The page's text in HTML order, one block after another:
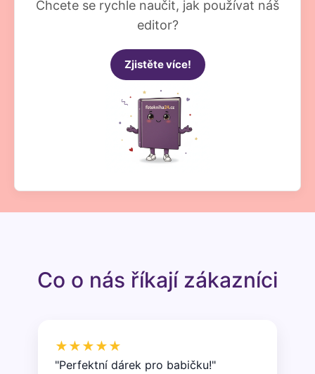
Chcete se rychle naučit, jak používat náš
editor?
Zjistěte více!
Co o nás říkají zákazníci
★★★★★
"Perfektní dárek pro babičku!"